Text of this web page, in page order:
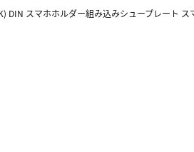
DIN スマホホルダー組み込みシュープレート